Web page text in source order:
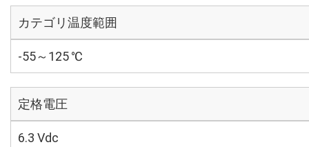
カテゴリ温度範囲
-55～125 ℃
定格電圧
6.3 Vdc